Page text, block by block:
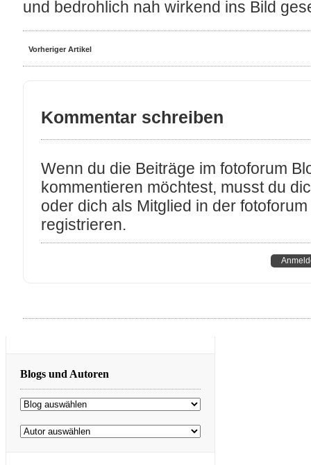
und bedrohlich nah wirkend ins Bild
Vorheriger Artikel
Kommentar schreiben
Wenn du die Beiträge im fotoforum
kommentieren möchtest, musst du
oder dich als Mitglied in der
registrieren.
Blogs und Autoren
Blog
Autor